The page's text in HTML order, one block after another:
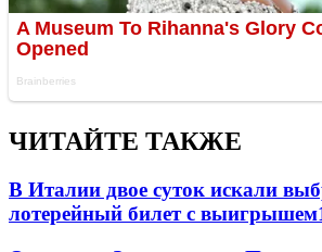
ЧИТАЙТЕ ТАКЖЕ
В Италии двое суток искали
лотерейный билет с выигрышем